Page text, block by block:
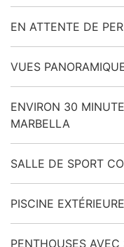
EN ATTENTE DE
VUES
ENVIRON 30
MARBELLA
SALLE DE SPORT
PISCINE EXTÉRIEURE
PENTHOUSES AVEC